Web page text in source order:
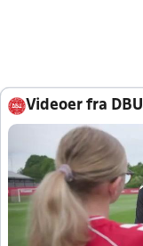
Videoer fra DBU